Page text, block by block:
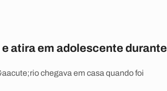
atira em adolescente durante
chegava em casa quando foi